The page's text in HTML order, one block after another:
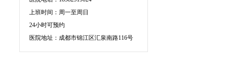
上班时间：周一至周日
24小时可预约
医院地址：成都市锦江区汇泉南路116号